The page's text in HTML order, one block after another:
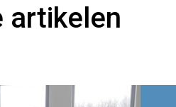
artikelen